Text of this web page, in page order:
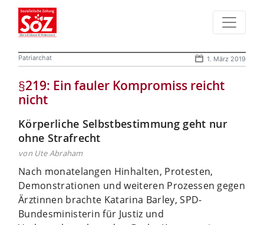
Patriarchat 1. März 2019
§219: Ein fauler Kompromiss reicht
nicht
Körperliche Selbstbestimmung geht nur
ohne Strafrecht
von Ute Abraham
Nach monatelangen Hinhalten, Protesten,
Demonstrationen und weiteren Prozessen gegen
Ärztinnen brachte Katarina Barley, SPD-
Bundesministerin für Justiz und